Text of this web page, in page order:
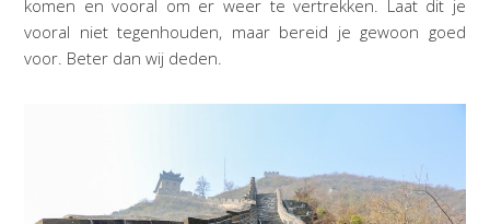
komen en vooral om er weer te vertrekken. Laat dit je
vooral niet tegenhouden, maar bereid je gewoon goed
voor. Beter dan wij deden.